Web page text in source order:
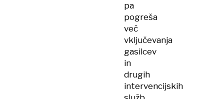
pa
pogreša
več
vključevanja
gasilcev
in
drugih
intervencijskih